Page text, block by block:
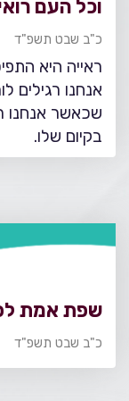
וכל העם
כ"ב שבט תשפ"ד
ראייה היא
אנחנו רגילים
שכאשר אנחנו
בקיום שלו.
שפת אמת
כ"ב שבט תשפ"ד